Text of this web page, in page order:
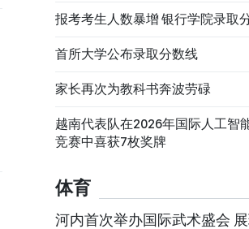
报考考生人数暴增 银行学院录取
首所大学公布录取分数线
家长再次为教科书奔波劳碌
越南代表队在2026年国际人工智
竞赛中喜获7枚奖牌
体育
河内首次举办国际武术盛会